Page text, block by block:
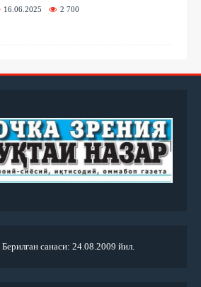
16.06.2025 2 700
санаси: 24.08.2009 йил.